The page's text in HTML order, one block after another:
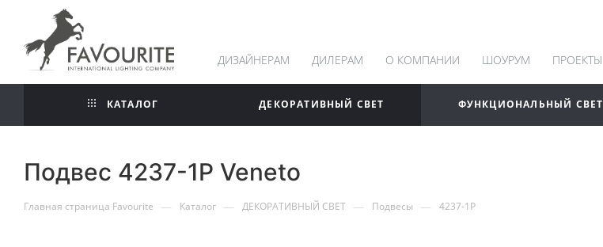
ДИЗАЙНЕРАМ ДИЛЕРАМ О КОМПАНИИ ШОУРУМ ПРОЕКТЫ
КАТАЛОГ ДЕКОРАТИВНЫЙ СВЕТ ФУНКЦИОНАЛЬНЫЙ СВЕТ
Подвес 4237-1P Veneto
Главная страница Favourite — Каталог — ДЕКОРАТИВНЫЙ СВЕТ — Подвесы — 4237-1P